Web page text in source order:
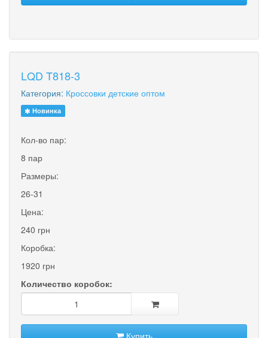
LQD T818-3
Категория: Кроссовки детские оптом
Новинка
Кол-во пар:
8 пар
Размеры:
26-31
Цена:
240 грн
Коробка:
1920 грн
Количество коробок:
Купить